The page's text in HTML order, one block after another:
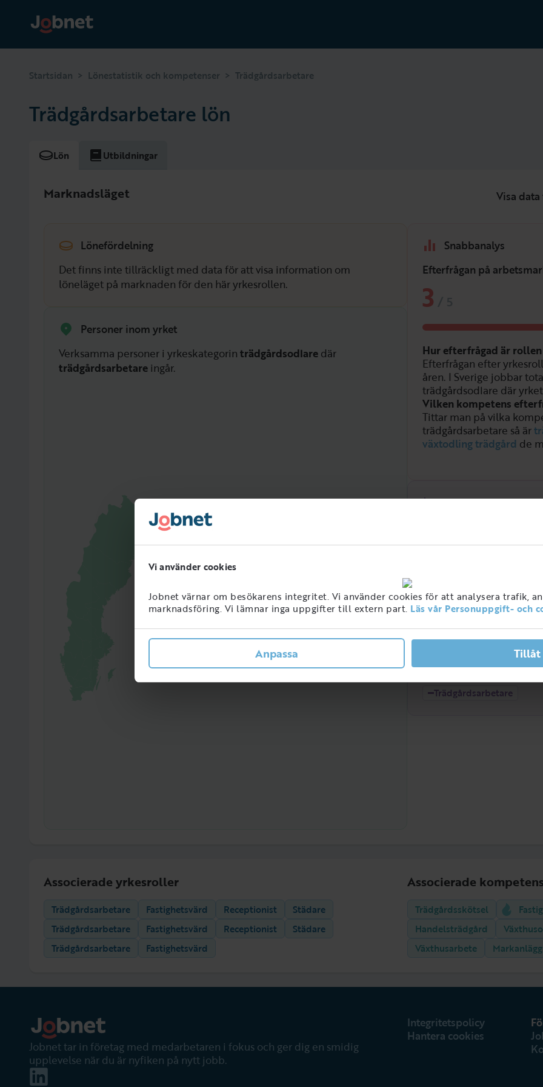
Vi använder cookies
Jobnet värnar om besökarens integritet. Vi använder cookies för att analysera trafik,
marknadsföring. Vi lämnar inga uppgifter till extern part. Läs vår Personuppgift- och
Anpassa Tillåt
Startsidan > Lönestatistik och kompetenser > Trädgårdsarbetare
Trädgårdsarbetare lön
Lön Utbildningar
Marknadsläget Visa
Lönefördelning
Det finns inte tillräckligt med data för att visa information om
löneläget på marknaden för den här yrkesrollen.
Personer inom yrket
Verksamma personer i yrkeskategorin trädgårdsodlare där
trädgårdsarbetare ingår.
2840
Personer med detta jobb i
Sverige
Snabbanalys
Efterfrågan på
3
Hur efterfrågad är
Efterfrågan efter
åren. I Sverige jobbar
trädgårdsodlare där
Vilken kompetens
Tittar man på vilka
trädgårdsarbetare så är
växtodling trädgård de
Efterfrågan över tid
2022
2021
Trädgårdsarbetare
Associerade yrkesroller
Trädgårdsarbetare Fastighetsvärd Receptionist
Städare
Trädgårdsarbetare
Fastighetsvärd Receptionist
Städare
Trädgårdsarbetare
Fastighetsvärd
Associerade
Trädgårdsskötsel
Handelsträdgård
Växthusarbete
Jobnet tar in företag med medarbetaren i fokus och ger dig en smidig
upplevelse när du är nyfiken på nytt jobb.
Integritetspolicy
Hantera cookies